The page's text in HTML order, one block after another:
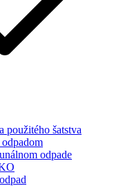
použitého šatstva
odpadom
odpade